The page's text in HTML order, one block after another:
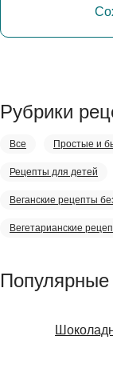
Рубрики
Все Простые и
Рецепты для детей
Веганские рецепты
Вегетарианские